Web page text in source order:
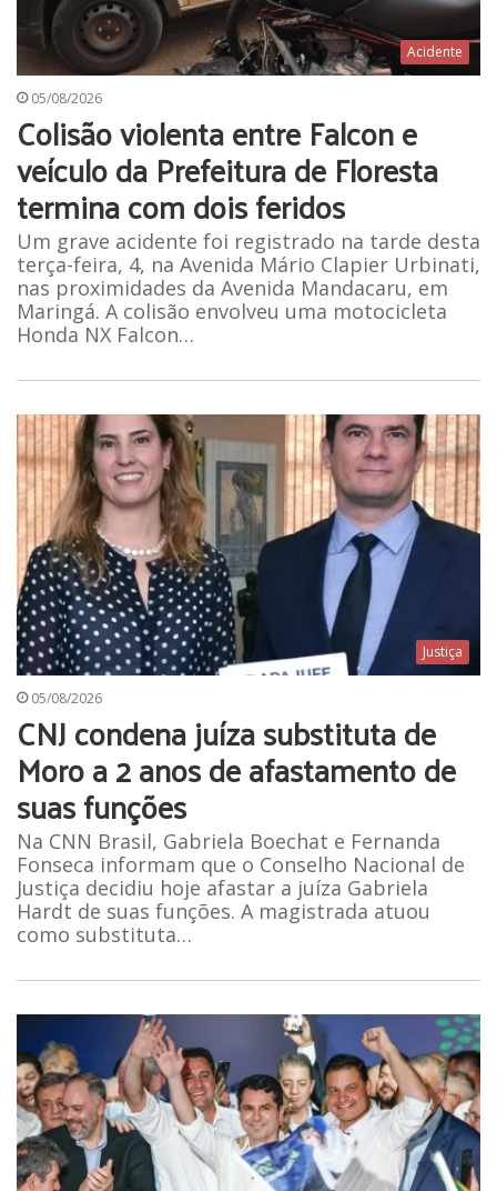
Acidente
05/08/2026
Colisão violenta entre Falcon e
veículo da Prefeitura de Floresta
termina com dois feridos
Um grave acidente foi registrado na tarde desta
terça-feira, 4, na Avenida Mário Clapier Urbinati,
nas proximidades da Avenida Mandacaru, em
Maringá. A colisão envolveu uma motocicleta
Honda NX Falcon…
Justiça
05/08/2026
CNJ condena juíza substituta de
Moro a 2 anos de afastamento de
suas funções
Na CNN Brasil, Gabriela Boechat e Fernanda
Fonseca informam que o Conselho Nacional de
Justiça decidiu hoje afastar a juíza Gabriela
Hardt de suas funções. A magistrada atuou
como substituta…